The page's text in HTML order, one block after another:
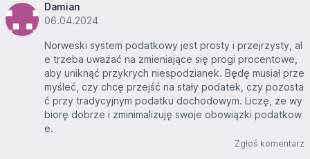
Damian
06.04.2024
Norweski system podatkowy jest prosty i przejrzysty, al
e trzeba uważać na zmieniające się progi procentowe,
aby uniknąć przykrych niespodzianek. Będę musiał prze
myśleć, czy chcę przejść na stały podatek, czy pozosta
ć przy tradycyjnym podatku dochodowym. Liczę, że wy
biorę dobrze i zminimalizuję swoje obowiązki podatkow
e.
Zgłoś komentarz